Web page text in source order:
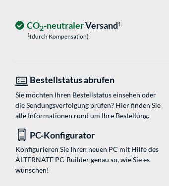
CO2-neutralerVersand1
1(durch Kompensation)
Bestellstatus abrufen
Sie möchten Ihren Bestellstatus einsehen oder
die Sendungsverfolgung prüfen? Hier finden Sie
alle Informationen rund um Ihre Bestellung.
PC-Konfigurator
Konfigurieren Sie Ihren neuen PC mit Hilfe des
ALTERNATE PC-Builder genau so, wie Sie es
wünschen!